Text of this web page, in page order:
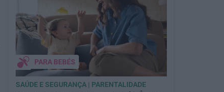
PARA BEBÉS
SAÚDE E SEGURANÇA | PARENTALIDADE